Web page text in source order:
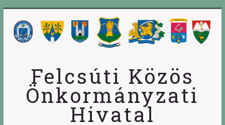
Felcsúti Közös
Önkormányzati
Hivatal